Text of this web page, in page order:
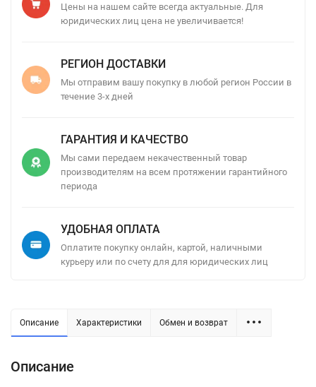
Цены на нашем сайте всегда актуальные. Для
юридических лиц цена не увеличивается!
РЕГИОН ДОСТАВКИ
Мы отправим вашу покупку в любой регион России в
течение 3-х дней
ГАРАНТИЯ И КАЧЕСТВО
Мы сами передаем некачественный товар
производителям на всем протяжении гарантийного
периода
УДОБНАЯ ОПЛАТА
Оплатите покупку онлайн, картой, наличными
курьеру или по счету для для юридических лиц
Описание Характеристики Обмен и возврат
Описание